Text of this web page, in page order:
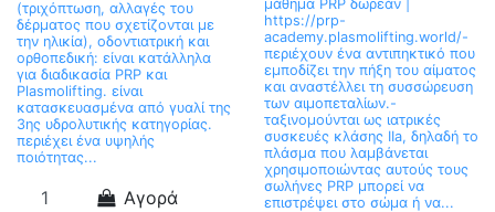
(τριχόπτωση, αλλαγές του
δέρματος που σχετίζονται με
την ηλικία), οδοντιατρική και
ορθοπεδική: είναι κατάλληλα
για διαδικασία PRP και
Plasmolifting. είναι
κατασκευασμένα από γυαλί της
3ης υδρολυτικής κατηγορίας.
περιέχει ένα υψηλής
ποιότητας...
Αγορά
μάθημα PRP δωρεάν |
https://prp-
academy.plasmolifting.world/-
περιέχουν ένα αντιπηκτικό που
εμποδίζει την πήξη του αίματος
και αναστέλλει τη συσσώρευση
των αιμοπεταλίων.-
ταξινομούνται ως ιατρικές
συσκευές κλάσης IIa, δηλαδή το
πλάσμα που λαμβάνεται
χρησιμοποιώντας αυτούς τους
σωλήνες PRP μπορεί να
επιστρέψει στο σώμα ή να...